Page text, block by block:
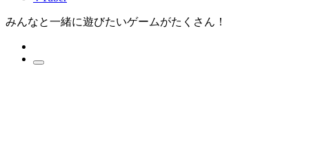
みんなと一緒に遊びたいゲームがたくさん！